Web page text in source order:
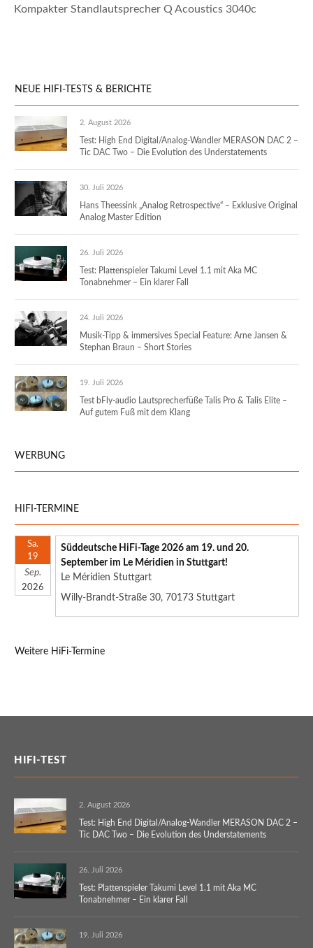
Kompakter Standlautsprecher Q Acoustics 3040c
NEUE HIFI-TESTS & BERICHTE
2. August 2026
Test: High End Digital/Analog-Wandler MERASON DAC 2 –
Tic DAC Two – Die Evolution des Understatements
30. Juli 2026
Hans Theessink „Analog Retrospective“ – Exklusive Original
Analog Master Edition
26. Juli 2026
Test: Plattenspieler Takumi Level 1.1 mit Aka MC
Tonabnehmer – Ein klarer Fall
24. Juli 2026
Musik-Tipp & immersives Special Feature: Arne Jansen &
Stephan Braun – Short Stories
19. Juli 2026
Test bFly-audio Lautsprecherfüße Talis Pro & Talis Elite –
Auf gutem Fuß mit dem Klang
WERBUNG
HIFI-TERMINE
Sa.
19
Sep.
2026
Süddeutsche HiFi-Tage 2026 am 19. und 20.
September im Le Méridien in Stuttgart!
Le Méridien Stuttgart
Willy-Brandt-Straße 30, 70173 Stuttgart
Weitere HiFi-Termine
HIFI-TEST
2. August 2026
Test: High End Digital/Analog-Wandler MERASON DAC 2 –
Tic DAC Two – Die Evolution des Understatements
26. Juli 2026
Test: Plattenspieler Takumi Level 1.1 mit Aka MC
Tonabnehmer – Ein klarer Fall
19. Juli 2026